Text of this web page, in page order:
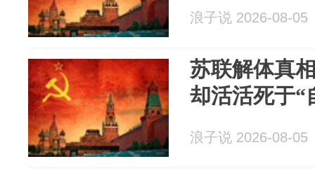
浪子说 2026-08-05
苏联解体真
却活活死于“
浪子说 2026-08-05